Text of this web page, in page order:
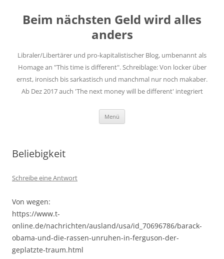
springen
Beim nächsten Geld wird alles
anders
Libraler/Libertärer und pro-kapitalistischer Blog, umbenannt als
Homage an "This time is different". Schreiblage: Von locker über
ernst, ironisch bis sarkastisch und manchmal nur noch makaber.
Ab Dez 2017 auch 'The next money will be different' integriert
Menü
Beliebigkeit
Schreibe eine Antwort
Von wegen:
https://www.t-
online.de/nachrichten/ausland/usa/id_70696786/barack-
obama-und-die-rassen-unruhen-in-ferguson-der-
geplatzte-traum.html